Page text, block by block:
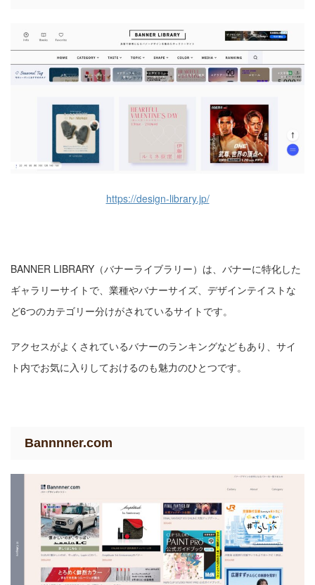
https://design-library.jp/
BANNER LIBRARY（バナーライブラリー）は、バナーに特化した
ギャラリーサイトで、業種やバナーサイズ、デザインテイストな
ど6つのカテゴリー分けがされているサイトです。
アクセスがよくされているバナーのランキングなどもあり、サイ
ト内でお気に入りしておけるのも魅力のひとつです。
Bannnner.com